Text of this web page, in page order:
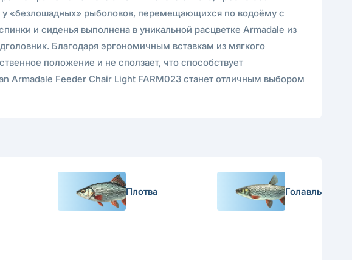
у «безлошадных» рыболовов, перемещающихся по водоёму с
и сиденья выполнена в уникальной расцветке Armadale из
Благодаря эргономичным вставкам из мягкого
положение и не сползает, что способствует
Armadale Feeder Chair Light FARM023 станет отличным выбором
Плотва Голавль